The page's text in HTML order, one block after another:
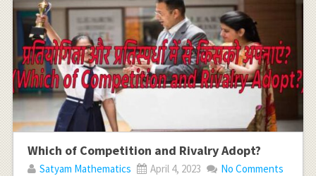
Which of Competition and Rivalry Adopt?
Satyam Mathematics April 4, 2023
No Comments